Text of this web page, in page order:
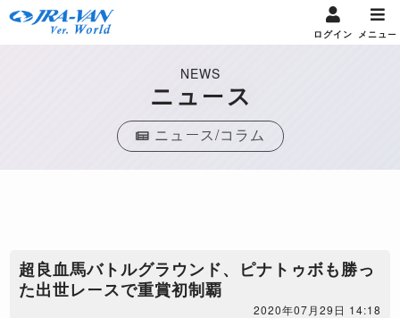
ログイン メニュー
NEWS
ニュース
ニュース/コラム
超良血馬バトルグラウンド、ピナトゥボも勝っ
た出世レースで重賞初制覇
2020年07月29日 14:18